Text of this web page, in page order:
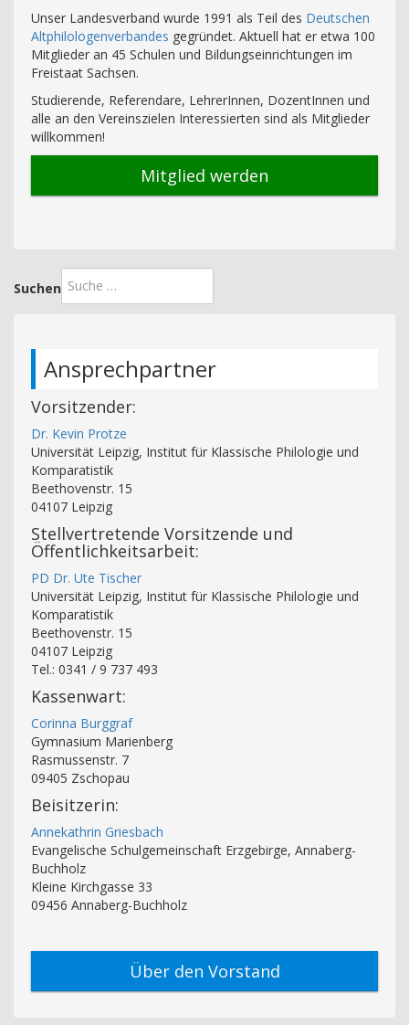
Unser Landesverband wurde 1991 als Teil des Deutschen
Altphilologenverbandes gegründet. Aktuell hat er etwa 100
Mitglieder an 45 Schulen und Bildungseinrichtungen im
Freistaat Sachsen.
Studierende, Referendare, LehrerInnen, DozentInnen und
alle an den Vereinszielen Interessierten sind als Mitglieder
willkommen!
Mitglied werden
Suchen
Ansprechpartner
Vorsitzender:
Dr. Kevin Protze
Universität Leipzig, Institut für Klassische Philologie und
Komparatistik
Beethovenstr. 15
04107 Leipzig
Stellvertretende Vorsitzende und
Öffentlichkeitsarbeit:
PD Dr. Ute Tischer
Universität Leipzig, Institut für Klassische Philologie und
Komparatistik
Beethovenstr. 15
04107 Leipzig
Tel.: 0341 / 9 737 493
Kassenwart:
Corinna Burggraf
Gymnasium Marienberg
Rasmussenstr. 7
09405 Zschopau
Beisitzerin:
Annekathrin Griesbach
Evangelische Schulgemeinschaft Erzgebirge, Annaberg-
Buchholz
Kleine Kirchgasse 33
09456 Annaberg-Buchholz
Über den Vorstand